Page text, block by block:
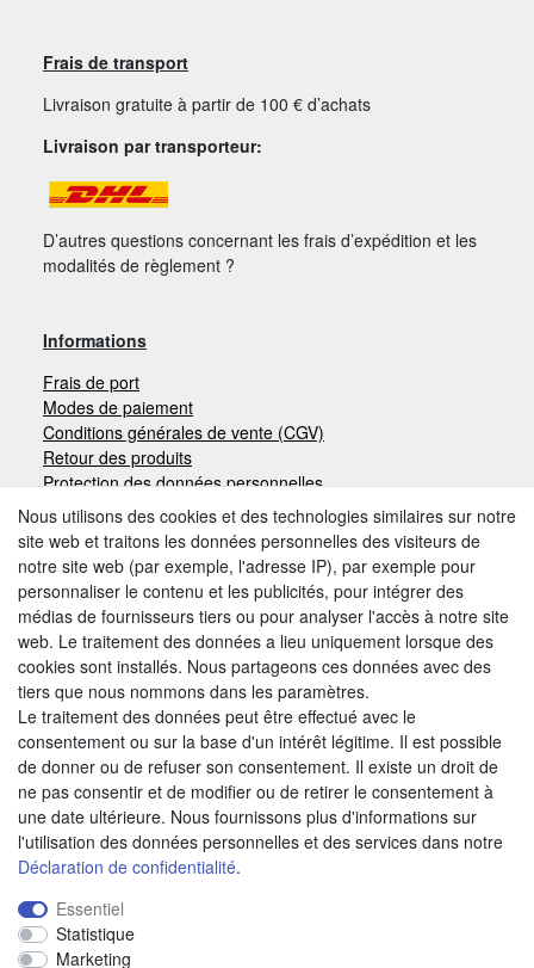
Frais de transport
Livraison gratuite à partir de 100 € d’achats
Livraison par transporteur:
D’autres questions concernant les frais d’expédition et les
modalités de règlement ?
Informations
Frais de port
Modes de paiement
Conditions générales de vente (CGV)
Retour des produits
Protection des données personnelles
Mentions légales
Moyens de paiement
Autres modes de paiement:
Paiement à réception de facture
Paiement anticipé
Nous trouver
Nous utilisons des cookies et des technologies similaires sur notre
site web et traitons les données personnelles des visiteurs de
notre site web (par exemple, l'adresse IP), par exemple pour
personnaliser le contenu et les publicités, pour intégrer des
médias de fournisseurs tiers ou pour analyser l'accès à notre site
web. Le traitement des données a lieu uniquement lorsque des
cookies sont installés. Nous partageons ces données avec des
tiers que nous nommons dans les paramètres.
Le traitement des données peut être effectué avec le
consentement ou sur la base d'un intérêt légitime. Il est possible
de donner ou de refuser son consentement. Il existe un droit de
ne pas consentir et de modifier ou de retirer le consentement à
une date ultérieure. Nous fournissons plus d'informations sur
l'utilisation des données personnelles et des services dans notre
Déclaration de confidentialité.
Essentiel
Statistique
Marketing